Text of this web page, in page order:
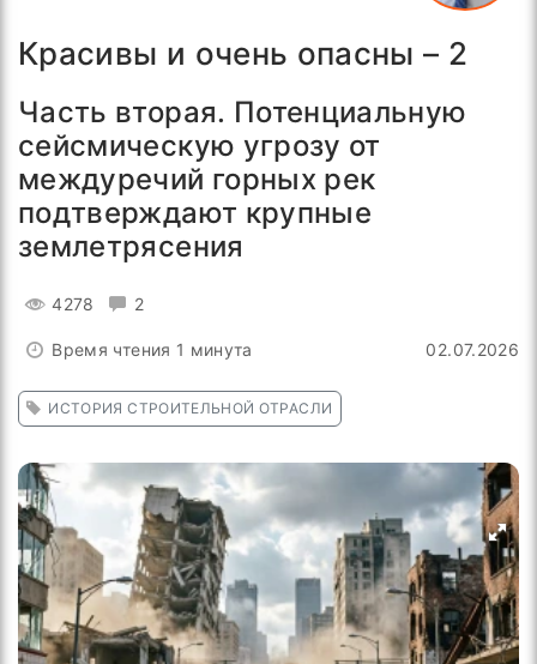
Красивы и очень опасны – 2
Часть вторая. Потенциальную
сейсмическую угрозу от
междуречий горных рек
подтверждают крупные
землетрясения
4278 2
Время чтения 1 минута 02.07.2026
ИСТОРИЯ СТРОИТЕЛЬНОЙ ОТРАСЛИ